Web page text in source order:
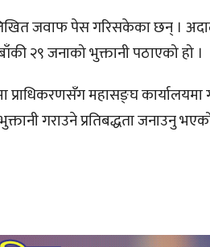
जवाफ पेस गरिसकेका छन् ।
२९ जनाको भुक्तानी पठाएको हो ।
महासङ्घ कार्यालयमा
गराउने प्रतिबद्धता जनाउनु